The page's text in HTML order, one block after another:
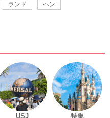
ランド ペン
USJ 特集